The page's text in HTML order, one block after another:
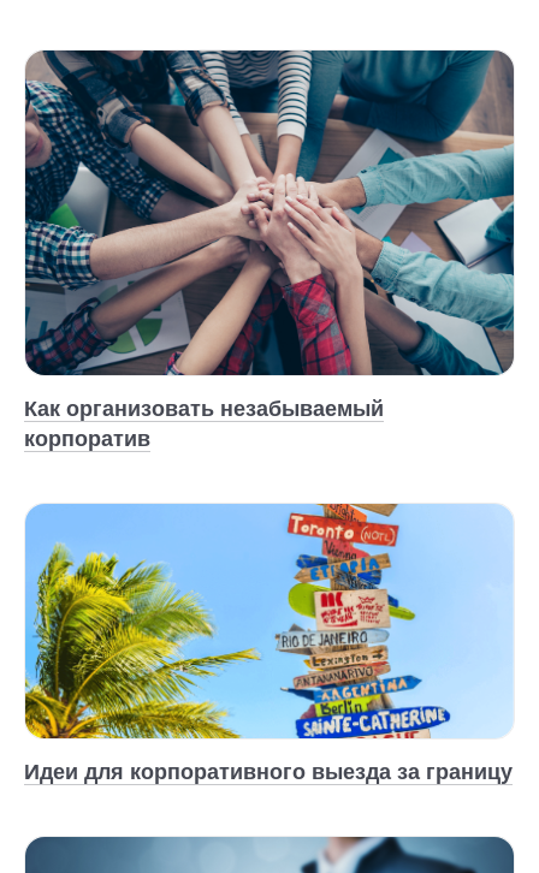
Как организовать незабываемый
корпоратив
Идеи для корпоративного выезда за границу